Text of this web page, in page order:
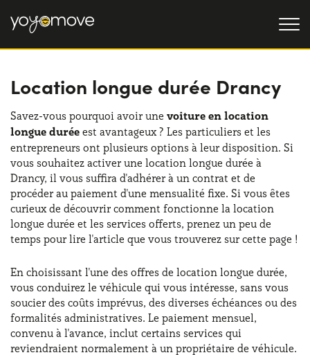
OFFRE LLD
Professionnel
LLD OCCASION
QUI NOUS SOMMES
Notre histoire
Travailler avec nous
FONCTIONNEMENT
NOS AVANTAGES
Besoin d'aide ? 0139280852
Location longue durée Drancy
Savez-vous pourquoi avoir une voiture en location
longue durée est avantageux ? Les particuliers et les
entrepreneurs ont plusieurs options à leur disposition. Si
vous souhaitez activer une location longue durée à
Drancy, il vous suffira d'adhérer à un contrat et de
procéder au paiement d'une mensualité fixe. Si vous êtes
curieux de découvrir comment fonctionne la location
longue durée et les services offerts, prenez un peu de
temps pour lire l'article que vous trouverez sur cette page !
En choisissant l'une des offres de location longue durée,
vous conduirez le véhicule qui vous intéresse, sans vous
soucier des coûts imprévus, des diverses échéances ou des
formalités administratives. Le paiement mensuel,
convenu à l'avance, inclut certains services qui
reviendraient normalement à un propriétaire de véhicule.